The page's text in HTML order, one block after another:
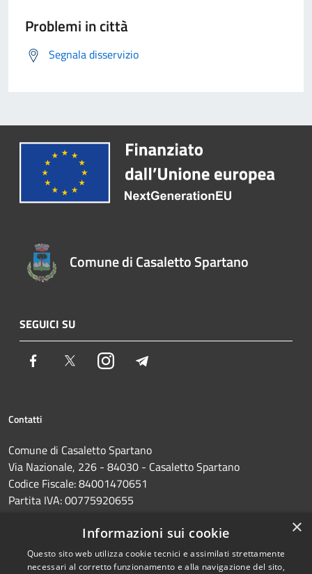
Problemi in città
Segnala disservizio
Comune di Casaletto Spartano
SEGUICI SU
Facebook TwitterInstagram
Contatti
Comune di Casaletto Spartano
Via Nazionale, 226 - 84030 - Casaletto Spartano
Codice Fiscale: 84001470651
Partita IVA: 00775920655
Centralino Unico: 0973374285
×
Informazioni sui cookie
Questo sito web utilizza cookie tecnici e assimilati strettamente
necessari al corretto funzionamento e alla navigazione del sito,